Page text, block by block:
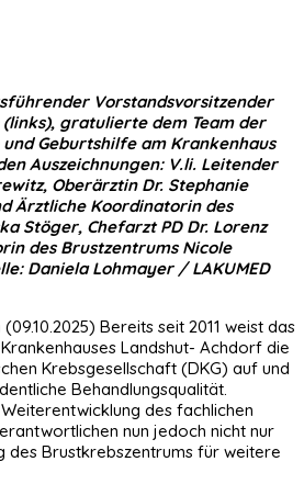
Vorstandsvorsitzender
(links), gratulierte dem Team der
Geburtshilfe am Krankenhaus
Auszeichnungen: V.li. Leitender
Oberärztin Dr. Stephanie
Ärztliche Koordinatorin des
Stöger, Chefarzt PD Dr. Lorenz
des Brustzentrums Nicole
Daniela Lohmayer / LAKUMED
Bereits seit 2011 weist das
Landshut- Achdorf die
Krebsgesellschaft (DKG) auf und
Behandlungsqualität.
des fachlichen
nun jedoch nicht nur
des Brustkrebszentrums für weitere